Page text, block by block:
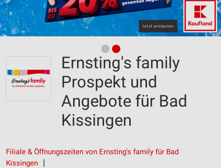
Ernsting's family
Prospekt und
Angebote für Bad
Kissingen
Filiale & Öffnungszeiten von Ernsting's family für Bad
Kissingen